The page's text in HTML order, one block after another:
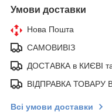
Умови доставки
Нова Пошта
САМОВИВІЗ
ДОСТАВКА в КИЄВІ
ВІДПРАВКА ТОВАРУ
Всі умови доставки